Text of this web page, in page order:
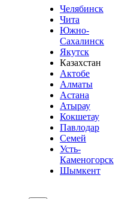
Челябинск
Чита
Южно-
Сахалинск
Якутск
Казахстан
Актобе
Алматы
Астана
Атырау
Кокшетау
Павлодар
Семей
Усть-
Каменогорск
Шымкент